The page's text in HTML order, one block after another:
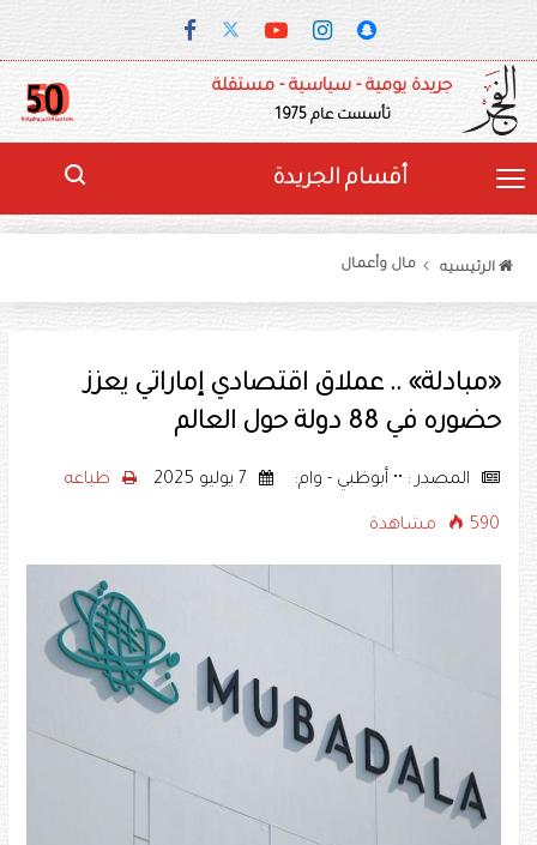
جريدة يومية - سياسية - مستقلة
تأسست عام 1975
أقسام الجريدة
الرئيسيه مال وأعمال
«مبادلة» .. عملاق اقتصادي إماراتي يعزز
حضوره في 88 دولة حول العالم
المصدر : •• أبوظبي - وام: طباعه
590 مشاهدة